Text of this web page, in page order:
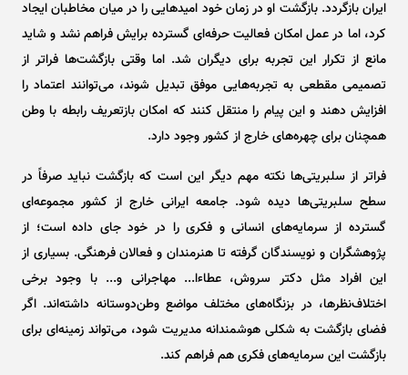
ایران بازگردد. بازگشت او در زمان خود امید‌هایی را در میان مخاطبان ایجاد
کرد، اما در عمل امکان فعالیت حرفه‌ای گسترده برایش فراهم نشد و شاید
مانع از تکرار این تجربه برای دیگران شد. اما وقتی بازگشت‌ها فراتر از
تصمیمی مقطعی به تجربه‌هایی موفق تبدیل شوند، می‌توانند اعتماد را
افزایش دهند و این پیام را منتقل کنند که امکان بازتعریف رابطه با وطن
همچنان برای چهره‌های خارج از کشور وجود دارد.
فراتر از سلبریتی‌ها نکته مهم دیگر این است که بازگشت نباید صرفاً در
سطح سلبریتی‌ها دیده شود. جامعه ایرانی خارج از کشور مجموعه‌ای
گسترده از سرمایه‌های انسانی و فکری را در خود جای داده است؛ از
پژوهشگران و نویسندگان گرفته تا هنرمندان و فعالان فرهنگی. بسیاری از
این افراد مثل دکتر سروش، عطاءا... مهاجرانی و... با وجود برخی
اختلاف‌نظرها، در بزنگاه‌های مختلف مواضع وطن‌دوستانه داشته‌اند. اگر
فضای بازگشت به شکلی هوشمندانه مدیریت شود، می‌تواند زمینه‌ای برای
بازگشت این سرمایه‌های فکری هم فراهم کند.